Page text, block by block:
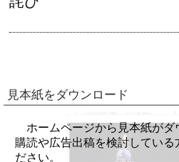
見本紙をダウンロード
ホームページから見本紙が
購読や広告出稿を検討している
ださい。